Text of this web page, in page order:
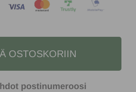
OSTOSKORIIN
postinumeroosi